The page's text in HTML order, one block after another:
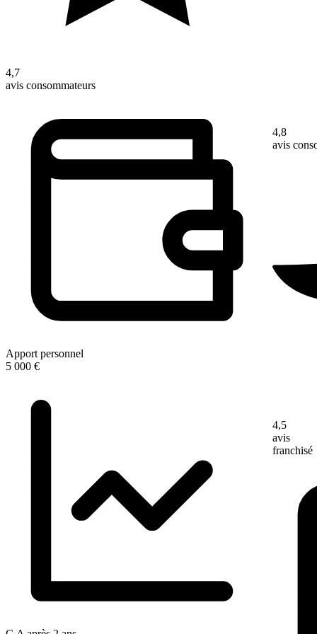
4,7
avis consommateurs
Apport personnel
5 000 €
4,8
avis
4,5
avis
franchisé